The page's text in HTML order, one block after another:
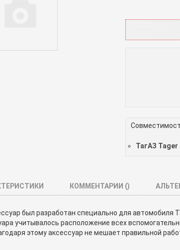
ТагАЗ Tager
КОММЕНТАРИИ ()
был разработан специально для автомобиля
учитывалось расположение всех
этому аксессуар не мешает правильной